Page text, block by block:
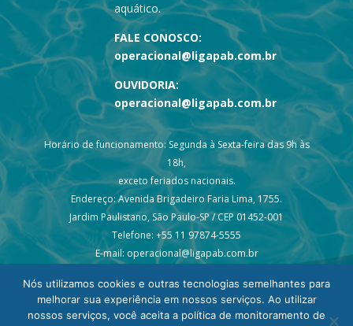
aquático.
FALE CONOSCO:
operacional@ligapab.com.br
OUVIDORIA:
operacional@ligapab.com.br
Horário de funcionamento: Segunda à Sexta-feira das 9h às
18h,
exceto feriados nacionais.
Endereço: Avenida Brigadeiro Faria Lima, 1755.
Jardim Paulistano, São Paulo-SP / CEP 01452-001
Telefone: +55 11 97874-5555
E-mail: operacional@ligapab.com.br
Nós utilizamos cookies e outras tecnologias semelhantes para
melhorar sua experiência em nossos serviços. Ao utilizar
nossos serviços, você aceita a política de monitoramento de